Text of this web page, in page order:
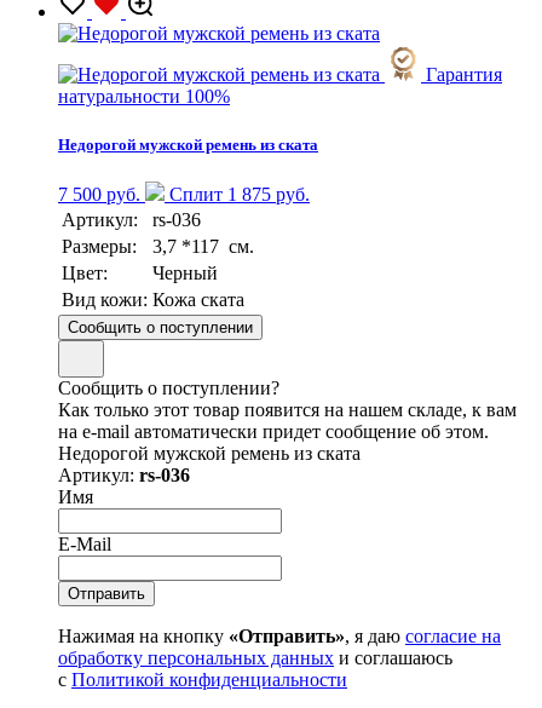
Гарантия
натуральности 100%
Недорогой мужской ремень из ската
7 500 руб.
Сплит 1 875 руб.
Артикул:
rs-036
Размеры:
3,7 *117 см.
Цвет:
Черный
Вид кожи: Кожа ската
Сообщить о поступлении
Сообщить о поступлении?
Как только этот товар появится на нашем складе, к вам
на e-mail автоматически придет сообщение об этом.
Недорогой мужской ремень из ската
Артикул: rs-036
Имя
E-Mail
Нажимая на кнопку «Отправить», я даю согласие на
обработку персональных данных и соглашаюсь
с Политикой конфиденциальности